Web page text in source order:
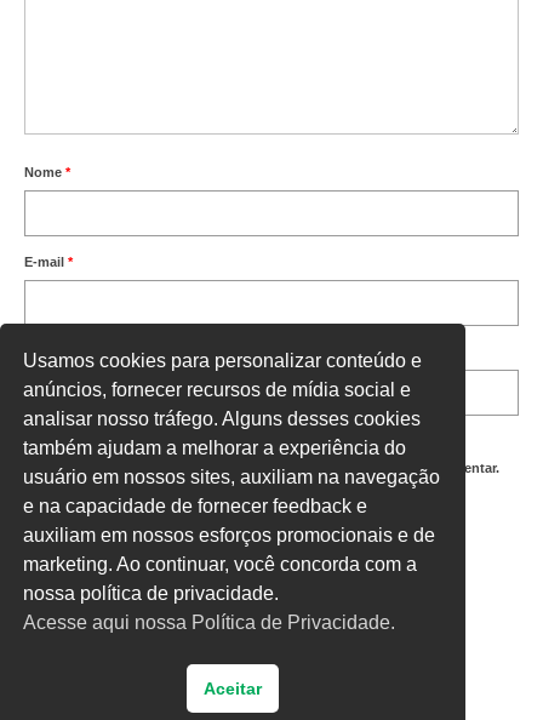
Nome *
E-mail *
Site
Salvar meus dados neste navegador para a próxima vez que eu comentar.
Digite uma resposta em números:
13 − 8 =
Usamos cookies para personalizar conteúdo e
anúncios, fornecer recursos de mídia social e
analisar nosso tráfego. Alguns desses cookies
também ajudam a melhorar a experiência do
usuário em nossos sites, auxiliam na navegação
e na capacidade de fornecer feedback e
auxiliam em nossos esforços promocionais e de
marketing. Ao continuar, você concorda com a
nossa política de privacidade.
Acesse aqui nossa Política de Privacidade.
Aceitar